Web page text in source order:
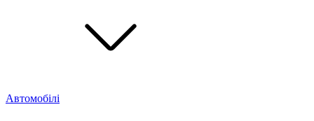
Автомобілі